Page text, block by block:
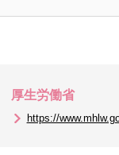
厚生労働省
https://